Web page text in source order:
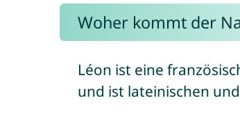
Woher kommt der
Léon ist eine
und ist lateinischen